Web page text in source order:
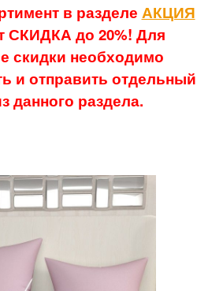
в разделе АКЦИЯ
СКИДКА до 20%! Для
скидки необходимо
и отправить отдельный
данного раздела.